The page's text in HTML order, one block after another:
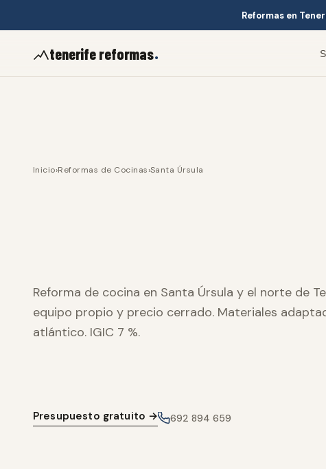
Reformas en
tenerife reformas.
Inicio›Reformas de Cocinas›Santa Úrsula
Reforma de cocina en Santa Úrsula y el norte de
equipo propio y precio cerrado. Materiales
atlántico. IGIC 7 %.
Presupuesto gratuito → 692 894 659